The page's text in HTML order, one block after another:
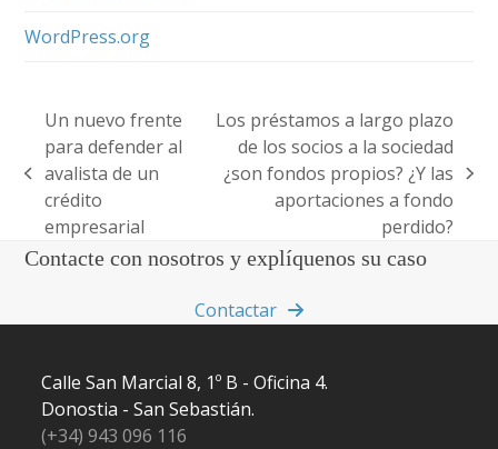
WordPress.org
previous
post:
Un nuevo frente
para defender al
avalista de un
crédito
empresarial
next
Los préstamos a largo plazo
de los socios a la sociedad
¿son fondos propios? ¿Y las
aportaciones a fondo
perdido?
Contacte con nosotros y explíquenos su caso
Contactar
Calle San Marcial 8, 1º B - Oficina 4.
Donostia - San Sebastián.
(+34) 943 096 116